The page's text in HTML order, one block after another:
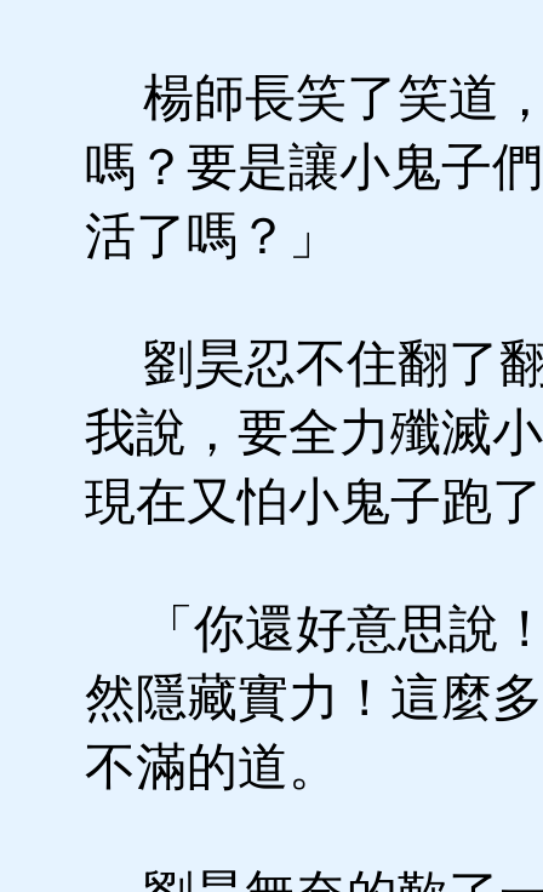
楊師長笑了笑道
嗎？要是讓小鬼子
活了嗎？」
劉昊忍不住翻了
我說，要全力殲滅
現在又怕小鬼子跑
「你還好意思說
然隱藏實力！這麼
不滿的道。